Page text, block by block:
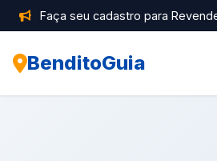
Faça seu cadastro para
BenditoGuia